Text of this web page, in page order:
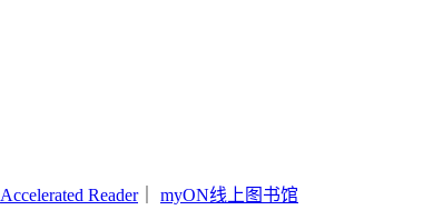
Accelerated Reader｜ myON线上图书馆